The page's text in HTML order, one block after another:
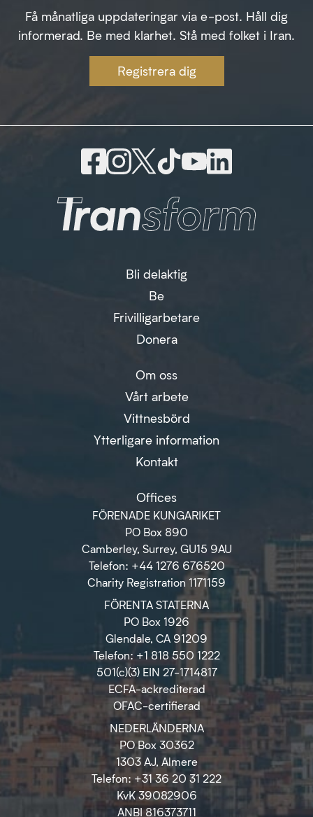
Få månatliga uppdateringar via e-post. Håll dig
informerad. Be med klarhet. Stå med folket i Iran.
Registrera dig
Bli delaktig
Be
Frivilligarbetare
Donera
Om oss
Vårt arbete
Vittnesbörd
Ytterligare information
Kontakt
Offices
FÖRENADE KUNGARIKET
PO Box 890
Camberley, Surrey, GU15 9AU
Telefon: +44 1276 676520
Charity Registration 1171159
FÖRENTA STATERNA
PO Box 1926
Glendale, CA 91209
Telefon: +1 818 550 1222
501(c)(3) EIN 27-1714817
ECFA-ackrediterad
OFAC-certifierad
NEDERLÄNDERNA
PO Box 30362
1303 AJ, Almere
Telefon: +31 36 20 31 222
KvK 39082906
ANBI 816373711